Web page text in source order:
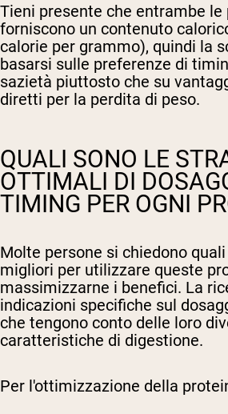
Tieni presente che entrambe le
forniscono un contenuto
calorie per grammo), quindi la
basarsi sulle preferenze di
sazietà piuttosto che su
diretti per la perdita di peso.
QUALI SONO LE
OTTIMALI DI
TIMING PER OGNI
Molte persone si chiedono
migliori per utilizzare queste
massimizzarne i benefici. La
indicazioni specifiche sul
che tengono conto delle loro
caratteristiche di digestione.
Per l'ottimizzazione della